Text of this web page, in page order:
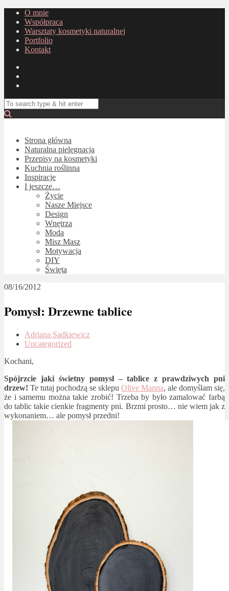
O mnie
Współpraca
Warsztaty kosmetyki naturalnej
Portfolio
Kontakt
Strona główna
Naturalna pielęgnacja
Przepisy na kosmetyki
Kuchnia roślinna
Inspiracje
I jeszcze…
Życie
Nasze Miejsce
Design
Wnętrza
Moda
Misz Masz
Motywacja
DIY
Święta
08/16/2012
Pomysł: Drzewne tablice
Adriana Sadkiewicz
Uncategorized
Kochani,
Spójrzcie jaki świetny pomysł – tablice z prawdziwych pni
drzew! Te tutaj pochodzą se sklepu Olive Manna, ale domyślam się,
że i samemu można takie zrobić! Trzeba by było zamalować farbą
do tablic takie cienkie fragmenty pni. Brzmi prosto… nie wiem jak z
wykonaniem… ale pomysł przedni!